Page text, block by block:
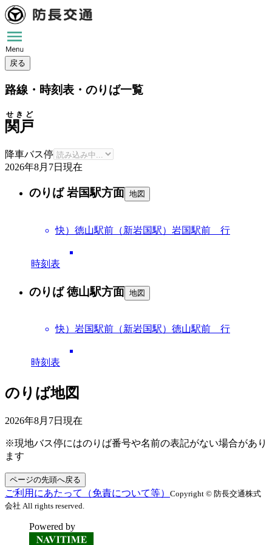
戻る
路線・時刻表・のりば一覧
関戸
せきど
降車バス停
2026年8月7日 現在
のりば 岩国駅方面 地図
快）徳山駅前（新岩国駅）岩国駅前 行
時刻表
のりば 徳山駅方面 地図
快）岩国駅前（新岩国駅）徳山駅前 行
時刻表
のりば地図
2026年8月7日 現在
※現地バス停にはのりば番号や名前の表記がない場合があり
ます
ページの先頭へ戻る
ご利用にあたって（免責について等） Copyright © 防長交通株式
会社 All rights reserved.
Powered by